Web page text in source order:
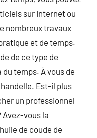
sur Internet ou
nombreux travaux
et de temps.
de ce type de
temps. À vous de
Est-il plus
un professionnel
Avez-vous la
de coude de